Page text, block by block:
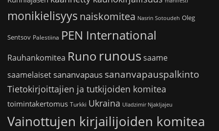
monikielisyys naiskomitea Nasrin Sotoudeh Oleg
Sentsov Palestiina PEN International
Rauhankomitea Runo runoussaame
saamelaiset sananvapaus sananvapauspalkinto
Tietokirjoittajien ja tutkijoiden komitea
toimintakertomus Turkki Ukraina Uladzimir Njakljajeu
Vainottujen kirjailijoiden komitea